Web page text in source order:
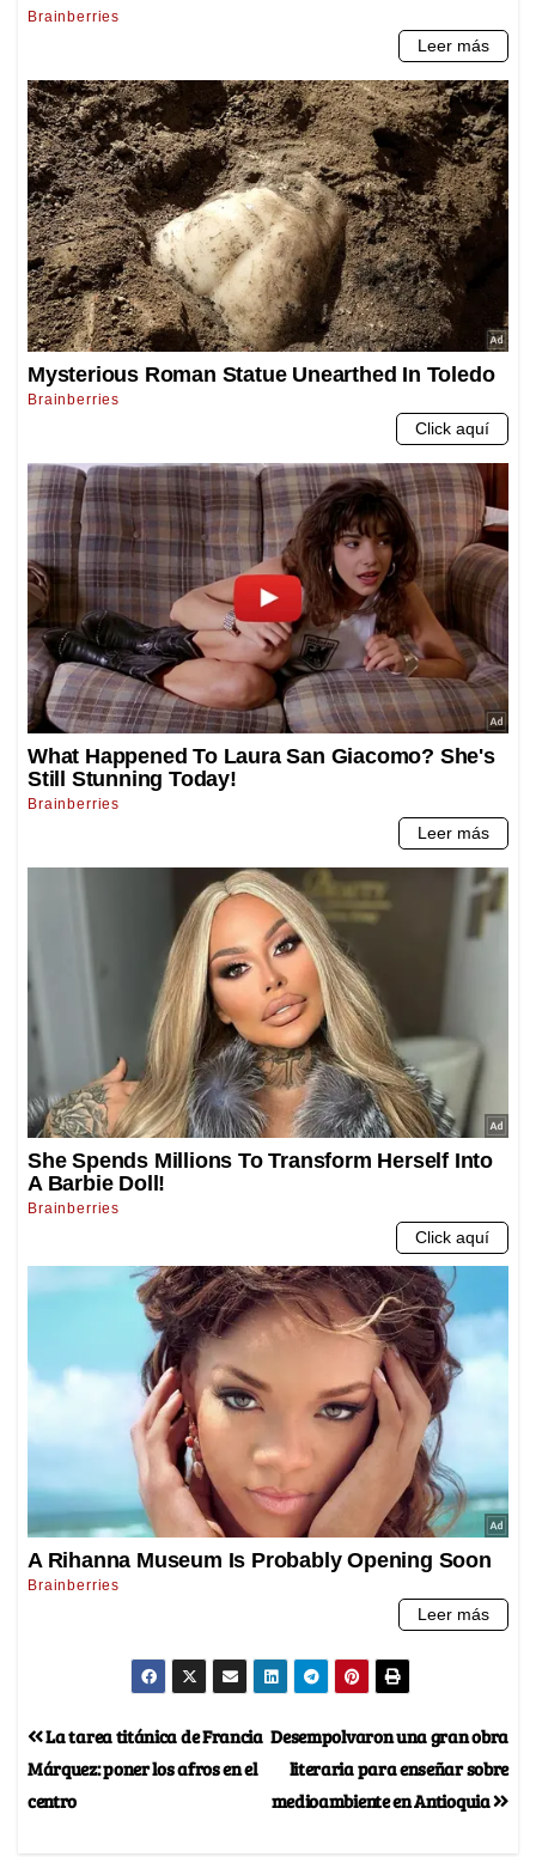
Desempolvaron una gran obra
literaria para enseñar sobre
medioambiente en Antioquia
La tarea titánica de Francia
Márquez: poner los afros en el
centro